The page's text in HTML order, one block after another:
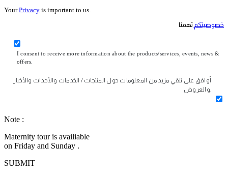
YourPrivacy is important to us.
خصوصيتكم تهمنا
I consent to receive more information about the products/services, events, news &
offers.
أوافق على تلقي مزيد من المعلومات حول المنتجات / الخدمات والأحداث والأخبار
والعروض.
Note :
Maternity tour is availiable
on Friday and Sunday .
SUBMIT